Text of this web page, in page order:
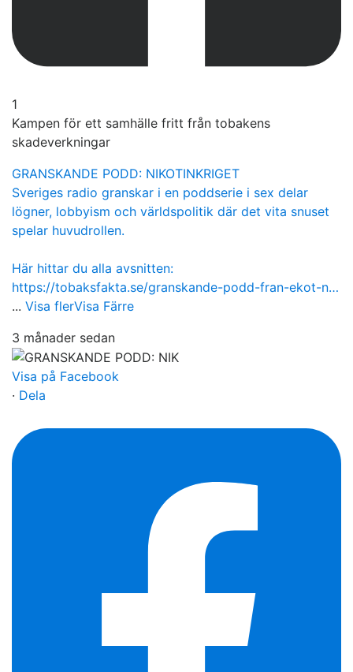
1
Kampen för ett samhälle fritt från tobakens
skadeverkningar
GRANSKANDE PODD: NIKOTINKRIGET
Sveriges radio granskar i en poddserie i sex delar
lögner, lobbyism och världspolitik där det vita snuset
spelar huvudrollen.
Här hittar du alla avsnitten:
https://tobaksfakta.se/granskande-podd-fran-ekot-n…
... Visa flerVisa Färre
3 månader sedan
Visa på Facebook
· Dela